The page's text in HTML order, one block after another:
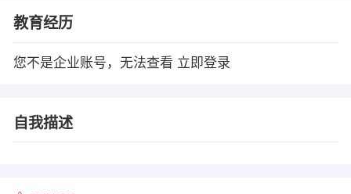
教育经历
您不是企业账号，无法查看 立即登录
自我描述